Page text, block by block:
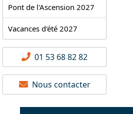
Pont de l'Ascension 2027
Vacances d'été 2027
01 53 68 82 82
Nous contacter